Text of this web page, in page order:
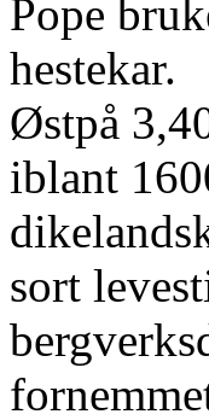
Pope
hestekar.
Østpå
iblant
sort